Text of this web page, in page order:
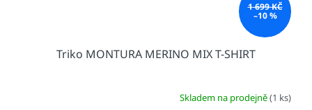
1 699 KČ
–10 %
Triko MONTURA MERINO MIX T-SHIRT
Skladem na prodejně(1 ks)